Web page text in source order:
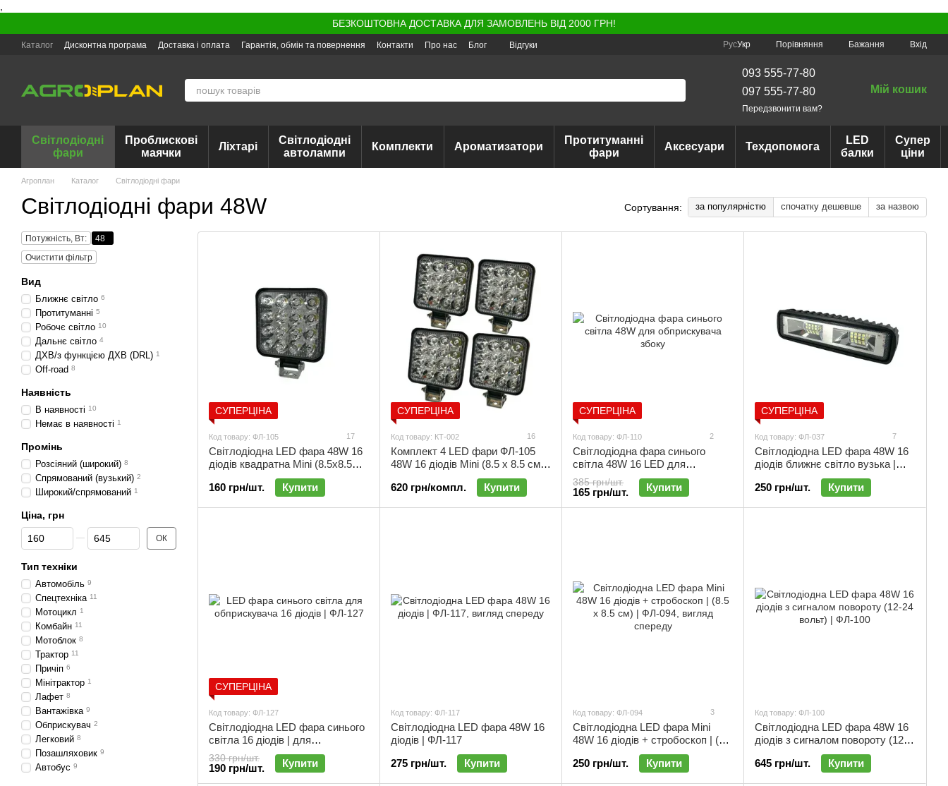
БЕЗКОШТОВНА ДОСТАВКА ДЛЯ ЗАМОВЛЕНЬ ВІД 2000 ГРН!
Каталог Дисконтна програма Доставка і оплата Гарантія, обмін та повернення Контакти Про нас Блог Відгуки РусУкр Порівняння Бажання Вхід
093 555-77-80
097 555-77-80
Передзвонити вам?
Мій кошик
Світлодіодні
фари
Проблискові
маячки
Ліхтарі
Світлодіодні
автолампи
Комплекти Ароматизатори
Протитуманні
фари
Аксесуари Техдопомога
LED
балки
Супер
ціни
Агроплан Каталог Світлодіодні фари
Світлодіодні фари 48W Сортування: за популярністю спочатку дешевше за назвою
СУПЕРЦІНА
Код товару: ФЛ-105 17
Світлодіодна LED фара 48W 16
діодів квадратна Mini (8.5х8.5
160 грн/шт.
Купити
СУПЕРЦІНА
Код товару: КТ-002 16
Комплект 4 LED фари ФЛ-105
48W 16 діодів Мini (8.5 х 8.5 см) |
620 грн/компл.
Купити
СУПЕРЦІНА
Код товару: ФЛ-110 2
Світлодіодна фара синього
світла 48W 16 LED для
обприскувачів (8.5×8.5 см) |
EVERLED ФЛ-110
385 грн/шт.
165 грн/шт. Купити
СУПЕРЦІНА
Код товару: ФЛ-037 7
Світлодіодна LED фара 48W 16
діодів ближнє світло вузька |
250 грн/шт.
Купити
СУПЕРЦІНА
Код товару: ФЛ-127
Світлодіодна LED фара синього
світла 16 діодів | для
обприскувачів (11х11 см) |
ФЛ-127
330 грн/шт.
190 грн/шт. Купити
Код товару: ФЛ-117
Світлодіодна LED фара 48W 16
діодів | ФЛ-117
275 грн/шт.
Купити
Код товару: ФЛ-094 3
Світлодіодна LED фара Мini
48W 16 діодів + стробоскоп | (8.5
х 8.5 см) | ФЛ-094
250 грн/шт.
Купити
Код товару: ФЛ-100
Світлодіодна LED фара 48W 16
діодів з сигналом повороту (12-
645 грн/шт.
Купити
Потужність, Вт:
48
Очистити фільтр
Вид
Ближнє світло 6
Протитуманні 5
Робочє світло 10
Дальнє світло 4
ДХВ/з функцією ДХВ (DRL) 1
Off-road 8
Наявність
В наявності 10
Немає в наявності 1
Промінь
Розсіяний (широкий) 8
Спрямований (вузький) 2
Широкий/спрямований 1
Ціна, грн
Від Ціна, грн
До Ціна, грн ОК
Тип техніки
Автомобіль 9
Спецтехніка 11
Мотоцикл 1
Комбайн 11
Мотоблок 8
Трактор 11
Причіп 6
Мінітрактор 1
Лафет 8
Вантажівка 9
Обприскувач 2
Легковий 8
Позашляховик 9
Автобус 9